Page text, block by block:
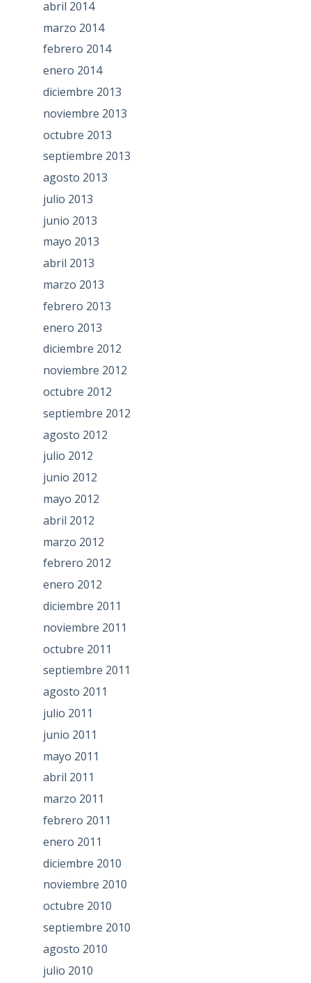
abril 2014
marzo 2014
febrero 2014
enero 2014
diciembre 2013
noviembre 2013
octubre 2013
septiembre 2013
agosto 2013
julio 2013
junio 2013
mayo 2013
abril 2013
marzo 2013
febrero 2013
enero 2013
diciembre 2012
noviembre 2012
octubre 2012
septiembre 2012
agosto 2012
julio 2012
junio 2012
mayo 2012
abril 2012
marzo 2012
febrero 2012
enero 2012
diciembre 2011
noviembre 2011
octubre 2011
septiembre 2011
agosto 2011
julio 2011
junio 2011
mayo 2011
abril 2011
marzo 2011
febrero 2011
enero 2011
diciembre 2010
noviembre 2010
octubre 2010
septiembre 2010
agosto 2010
julio 2010